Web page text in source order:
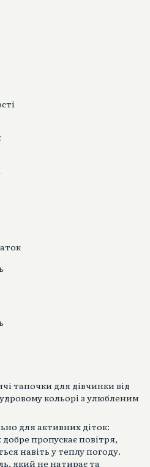
тапочки для дівчинки від
кольорі з улюбленим
для активних діток:
пропускає повітря,
навіть у теплу погоду.
який не натирає та